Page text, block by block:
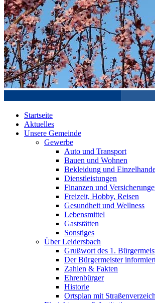
Startseite
Aktuelles
Unsere Gemeinde
Gewerbe
Auto und Transport
Bauen und Wohnen
Bekleidung und
Dienstleistungen
Finanzen und
Freizeit, Hobby, Reisen
Gesundheit und Wellness
Lebensmittel
Gaststätten
Sonstiges
Über Leidersbach
Grußwort des 1.
Der Bürgermeister
Zahlen & Fakten
Ehrenbürger
Historie
Ortsplan mit